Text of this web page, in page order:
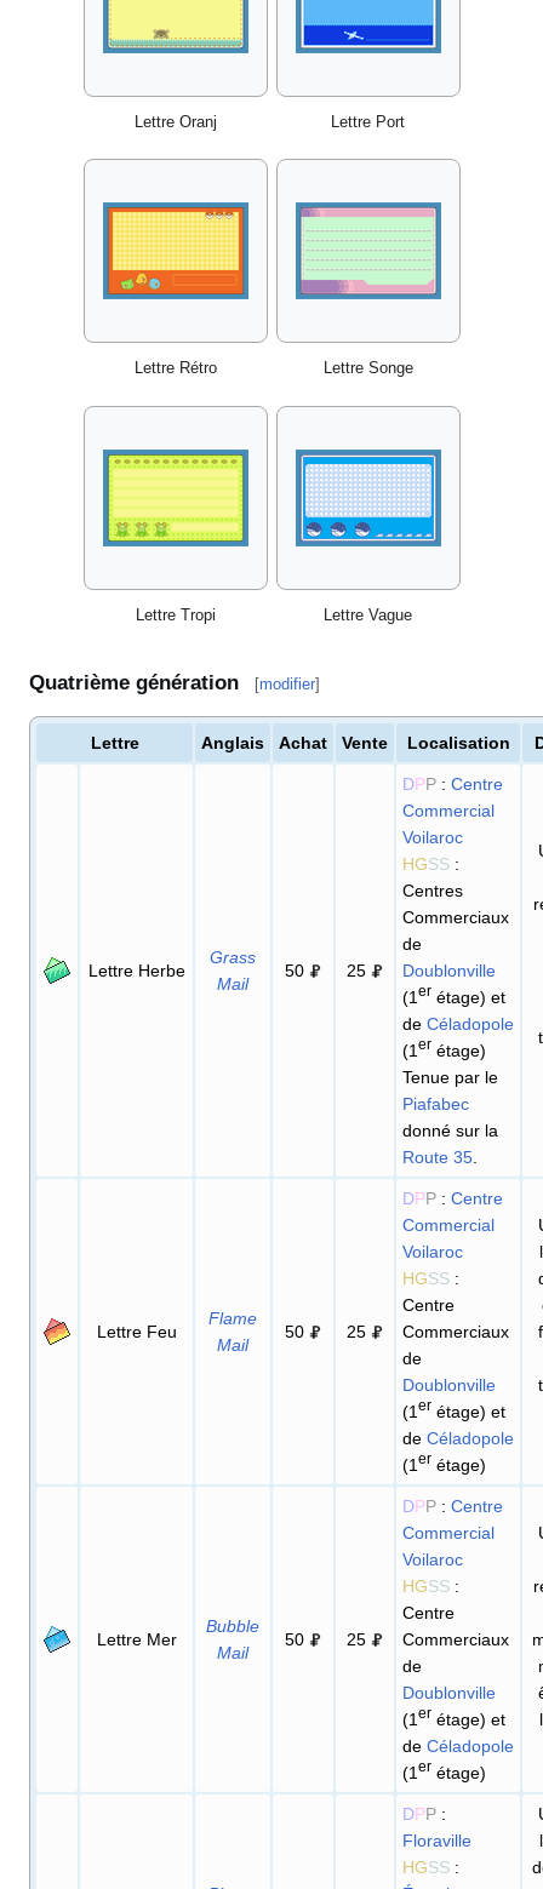
Lettre Oranj Lettre Port
Lettre Rétro Lettre Songe
Lettre Tropi Lettre Vague
Quatrième génération [modifier]
Lettre Anglais Achat Vente Localisation
Lettre Herbe
Grass
Mail
50 25
DPP : Centre
Commercial
Voilaroc
HGSS :
Centres
Commerciaux
de
Doublonville
(1 er étage) et
de Céladopole
(1 er étage)
Tenue par le
Piafabec
donné sur la
Route 35
Lettre Feu
Flame
Mail
50 25
DPP : Centre
Commercial
Voilaroc
HGSS :
Centre
Commerciaux
de
Doublonville
(1 er étage) et
de Céladopole
(1 er étage)
Lettre Mer
Bubble
Mail
50 25
DPP : Centre
Commercial
Voilaroc
HGSS :
Centre
Commerciaux
de
Doublonville
(1 er étage) et
de Céladopole
(1 er étage)
DPP :
Floraville
HGSS :